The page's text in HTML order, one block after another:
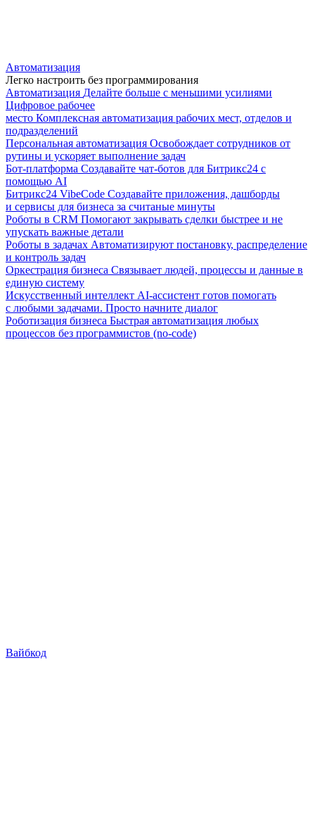
Автоматизация
Легко настроить без программирования
Автоматизация Делайте больше с меньшими усилиями
Цифровое рабочее
место Комплексная автоматизация рабочих мест, отделов и
подразделений
Персональная автоматизация Освобождает сотрудников от
рутины и ускоряет выполнение задач
Бот-платформа Создавайте чат-ботов для Битрикс24 с
помощью AI
Битрикс24 VibeCode Создавайте приложения, дашборды
и сервисы для бизнеса за считаные минуты
Роботы в CRM Помогают закрывать сделки быстрее и не
упускать важные детали
Роботы в задачах Автоматизируют постановку, распределение
и контроль задач
Оркестрация бизнеса Связывает людей, процессы и данные в
единую систему
Искусственный интеллект AI-ассистент готов помогать
с любыми задачами. Просто начните диалог
Роботизация бизнеса Быстрая автоматизация любых
процессов без программистов (no-code)
Вайбкод